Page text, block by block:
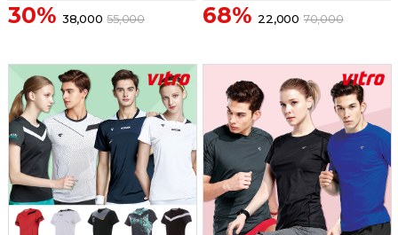
30% 38,000 55,000 68% 22,000 70,000